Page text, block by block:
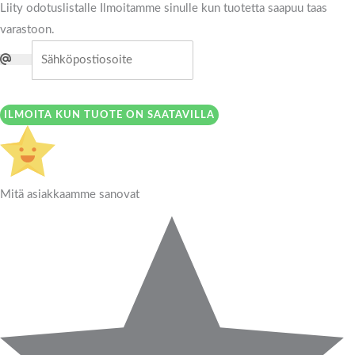
Liity odotuslistalle
Ilmoitamme sinulle kun tuotetta saapuu taas
varastoon.
ILMOITA KUN TUOTE ON SAATAVILLA
Mitä asiakkaamme sanovat